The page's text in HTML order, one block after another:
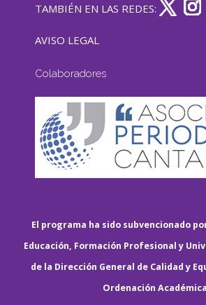
TAMBIÉN EN LAS REDES:
AVISO LEGAL
Colaboradores
El programa ha sido subvencionado
Educación, Formación Profesional y
de la Dirección General de Calidad y
Ordenación